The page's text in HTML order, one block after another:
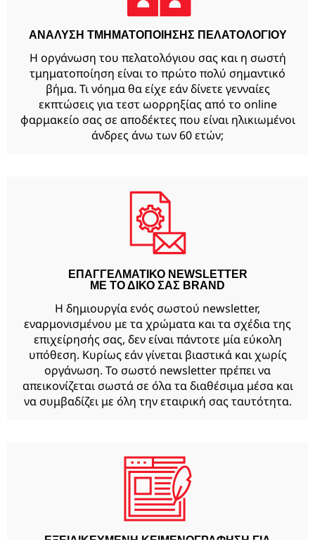
ΑΝΑΛΥΣΗ ΤΜΗΜΑΤΟΠΟΙΗΣΗΣ ΠΕΛΑΤΟΛΟΓΙΟΥ
Η οργάνωση του πελατολόγιου σας και η σωστή
τμηματοποίηση είναι το πρώτο πολύ σημαντικό
βήμα. Τι νόημα θα είχε εάν δίνετε γενναίες
εκπτώσεις για τεστ ωορρηξίας από το online
φαρμακείο σας σε αποδέκτες που είναι ηλικιωμένοι
άνδρες άνω των 60 ετών;
ΕΠΑΓΓΕΛΜΑΤΙΚΟ NEWSLETTER
ΜΕ ΤΟ ΔΙΚΟ ΣΑΣ BRAND
Η δημιουργία ενός σωστού newsletter,
εναρμονισμένου με τα χρώματα και τα σχέδια της
επιχείρησής σας, δεν είναι πάντοτε μία εύκολη
υπόθεση. Κυρίως εάν γίνεται βιαστικά και χωρίς
οργάνωση. Το σωστό newsletter πρέπει να
απεικονίζεται σωστά σε όλα τα διαθέσιμα μέσα και
να συμβαδίζει με όλη την εταιρική σας ταυτότητα.
ΕΞΕΙΔΙΚΕΥΜΕΝΗ ΚΕΙΜΕΝΟΓΡΑΦΗΣΗ ΓΙΑ